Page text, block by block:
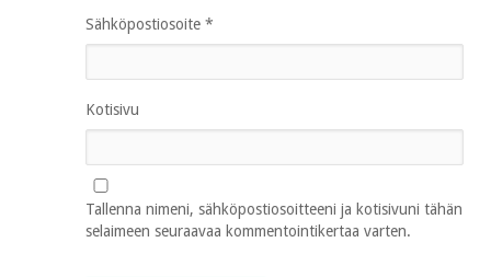
Sähköpostiosoite *
Kotisivu
Tallenna nimeni, sähköpostiosoitteeni ja kotisivuni tähän
selaimeen seuraavaa kommentointikertaa varten.